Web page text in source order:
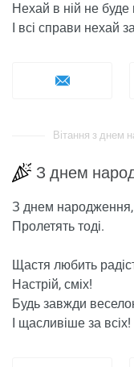
Нехай в ній не буде
І всі справи нехай
Вітання з днем
З днем
З днем ​​народження,
Пролетять тоді.
Щастя любить
Настрій, сміх!
Будь завжди
І щасливіше за всіх!